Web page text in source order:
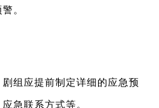
。
组应提前制定详细的应急预
急联系方式等。